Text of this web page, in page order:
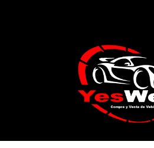
Catálogo